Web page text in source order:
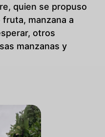
quien se propuso
manzana a
otros
manzanas y